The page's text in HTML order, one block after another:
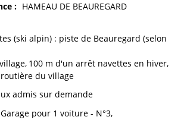
: HAMEAU DE BEAUREGARD
(ski alpin) : piste de Beauregard (selon
village 100 m d'un arrêt navettes en hiver
du village
admis sur demande
Garage pour 1 voiture - N°3